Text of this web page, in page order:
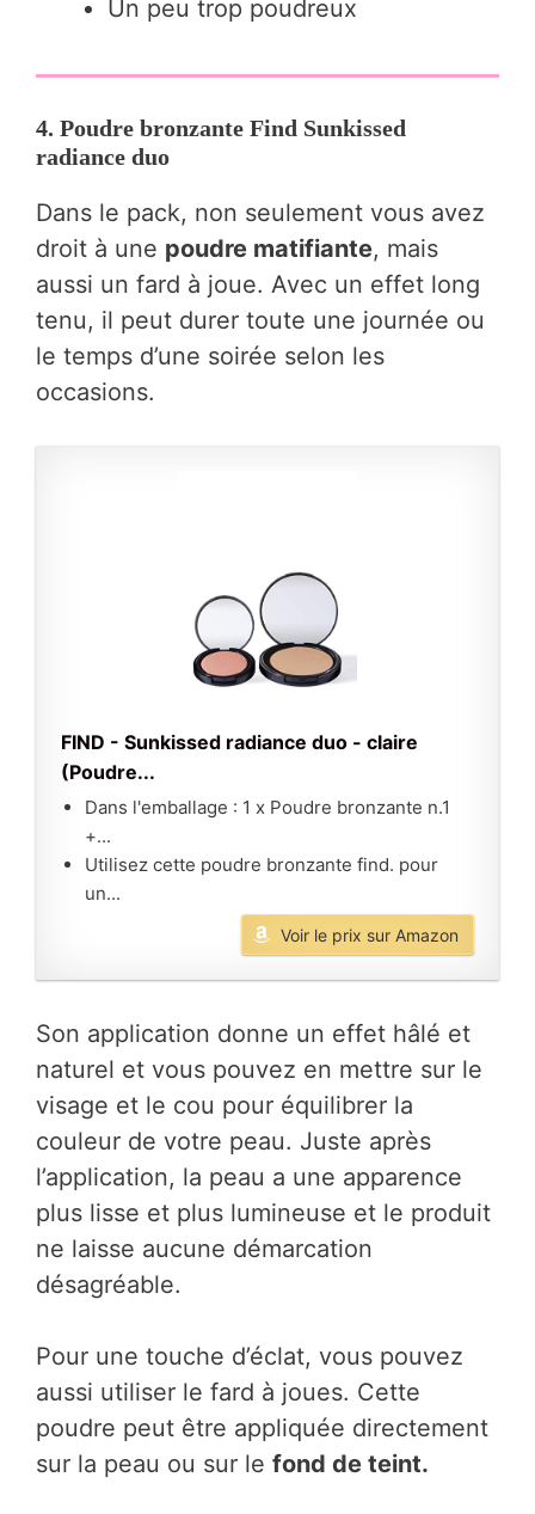
Un peu trop poudreux
4. Poudre bronzante Find Sunkissed
radiance duo
Dans le pack, non seulement vous avez
droit à une poudre matifiante, mais
aussi un fard à joue. Avec un effet long
tenu, il peut durer toute une journée ou
le temps d’une soirée selon les
occasions.
FIND - Sunkissed radiance duo - claire
(Poudre...
Dans l'emballage : 1 x Poudre bronzante n.1
+...
Utilisez cette poudre bronzante find. pour
un...
Voir le prix sur Amazon
Son application donne un effet hâlé et
naturel et vous pouvez en mettre sur le
visage et le cou pour équilibrer la
couleur de votre peau. Juste après
l’application, la peau a une apparence
plus lisse et plus lumineuse et le produit
ne laisse aucune démarcation
désagréable.
Pour une touche d’éclat, vous pouvez
aussi utiliser le fard à joues. Cette
poudre peut être appliquée directement
sur la peau ou sur le fond de teint.